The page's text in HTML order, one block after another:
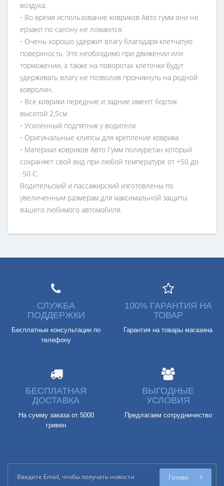
воздуха.
• Во время использование ковриков Авто гумм они не
ерзают по салону не ломаются.
• Очень хорошо удержит влагу благодаря клетчатую
поверхность. Это необходимо при движении или
торможении, а также на поворотах клеточки будут
удерживать влагу не позволив проникнуть на родной
ковролин.
• Все коврики передние и задние имеют бортик
высотой 2,5см
• Усиленный подпятник у водителя
• Оригинальные клипсы для крепление коврика
• Материал ковриков Авто Гумм полиуретан который
сохраняет свой вид при любой температуре от +50 до
-50 С.
Водительский и пассажирский изготовлены по
увеличенным размерам для максимальной защиты
вашего любимого автомобиля.
СЛУЖБА
ПОДДЕРЖКИ
Бесплатные консультации по
телефону
100% ГАРАНТИЯ НА
ТОВАР
Гарантия на товары магазина
БЕСПЛАТНАЯ
ДОСТАВКА
На сумму заказа от 5000
гривен
ВЫГОДНЫЕ
УСЛОВИЯ
Предлагаем сотрудничество
Готово